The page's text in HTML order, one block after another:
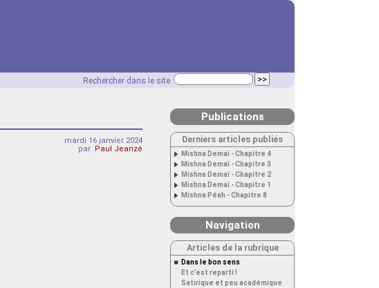
Rechercher dans le site
mardi 16 janvier 2024
par Paul Jeanzé
Publications
Derniers articles publiés
Mishna Demaï - Chapitre 4
Mishna Demaï - Chapitre 3
Mishna Demaï - Chapitre 2
Mishna Demaï - Chapitre 1
Mishna Péah - Chapitre 8
Navigation
Articles de la rubrique
Dans le bon sens
Et c’est reparti !
Satirique et peu académique